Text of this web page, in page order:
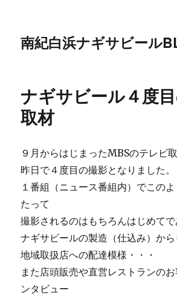
南紀白浜ナギサビール
ナギサビール４度
取材
９月からはじまったMBSのテレビ
昨日で４度目の撮影となりました。
１番組（ニュース番組内）でこの
たって
撮影されるのはもちろんはじめてで
ナギサビールの製造（仕込み）から
地域取扱店への配達模様・・・
また店頭販売や直営レストランの
ンタビュー